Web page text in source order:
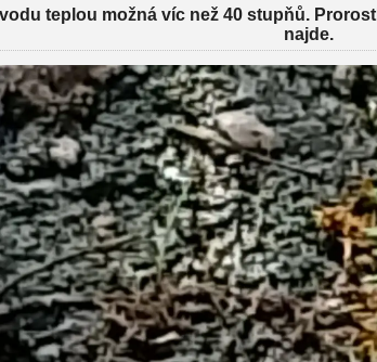
teplou možná víc než 40 stupňů.
najde.